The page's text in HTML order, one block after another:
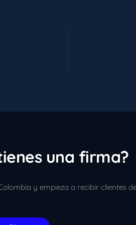
una firma?
y empieza a recibir clientes